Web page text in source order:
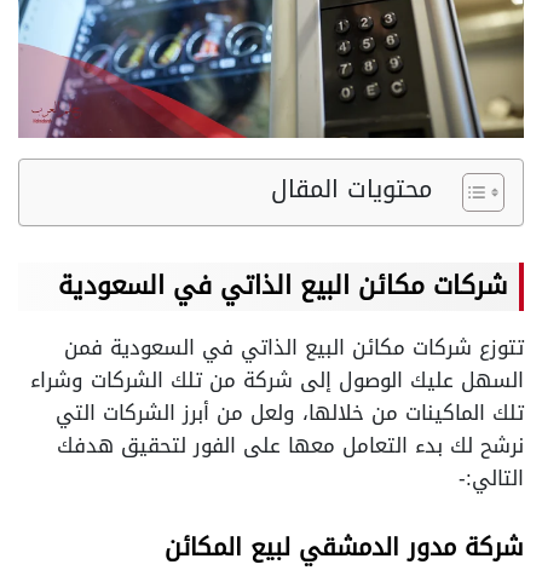
محتويات المقال
شركات مكائن البيع الذاتي في السعودية
تتوزع شركات مكائن البيع الذاتي في السعودية فمن
السهل عليك الوصول إلى شركة من تلك الشركات وشراء
تلك الماكينات من خلالها، ولعل من أبرز الشركات التي
نرشح لك بدء التعامل معها على الفور لتحقيق هدفك
التالي:-
شركة مدور الدمشقي لبيع المكائن